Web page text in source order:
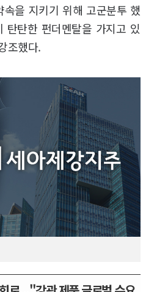
을 지키기 위해 고군분투 했
탄한 펀더멘탈을 가지고 있
조했다.